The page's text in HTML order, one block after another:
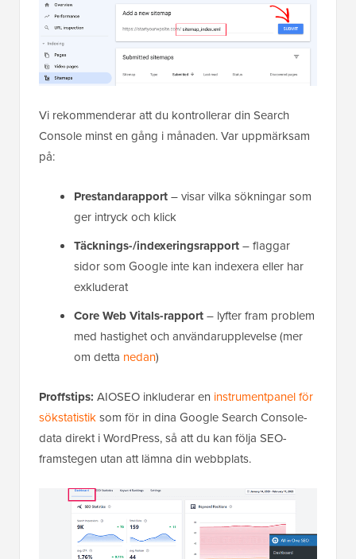
Vi rekommenderar att du kontrollerar din Search
Console minst en gång i månaden. Var uppmärksam
på:
Prestandarapport– visar vilka sökningar som
ger intryck och klick
Täcknings-/indexeringsrapport– flaggar
sidor som Google inte kan indexera eller har
exkluderat
Core Web Vitals-rapport– lyfter fram problem
med hastighet och användarupplevelse (mer
om detta nedan)
Proffstips: AIOSEO inkluderar en instrumentpanel för
sökstatistiksom för in dina Google Search Console-
data direkt i WordPress, så att du kan följa SEO-
framstegen utan att lämna din webbplats.